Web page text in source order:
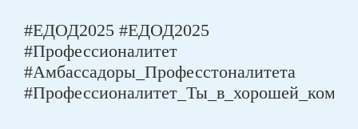
#ЕДОД2025 #ЕДОД2025
#Профессионалитет
#Амбассадоры_Професстоналитета